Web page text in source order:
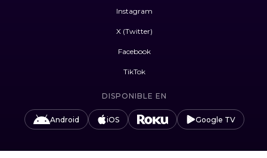
Instagram
X (Twitter)
Facebook
TikTok
DISPONIBLE EN
Android iOS Google TV